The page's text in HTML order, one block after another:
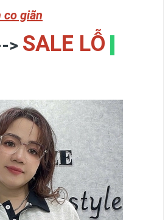
giãn
> SALE LỖ